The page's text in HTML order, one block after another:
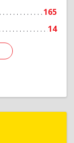
165
14
Подробнее